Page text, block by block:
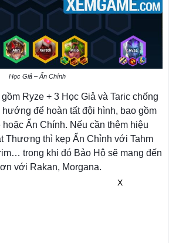
Học Giả – Ẩn Chính
Ryze + 3 Học Giả và Taric chống
để hoàn tất đội hình, bao gồm
Ẩn Chính. Nếu cần thêm hiệu
Thương thì kẹp Ẩn Chỉnh với Tahm
trong khi đó Bảo Hộ sẽ mang đến
với Rakan, Morgana.
X